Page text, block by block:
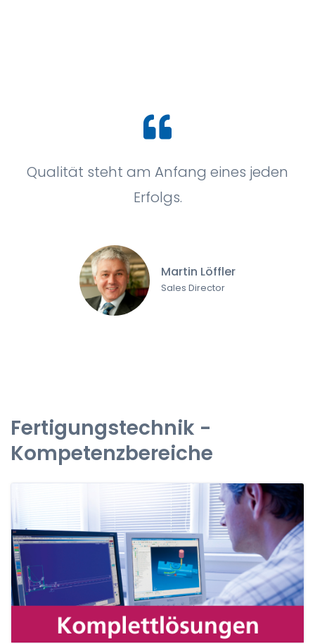
Qualität steht am Anfang eines jeden
Erfolgs.
Martin Löffler
Sales Director
Fertigungstechnik -
Kompetenzbereiche